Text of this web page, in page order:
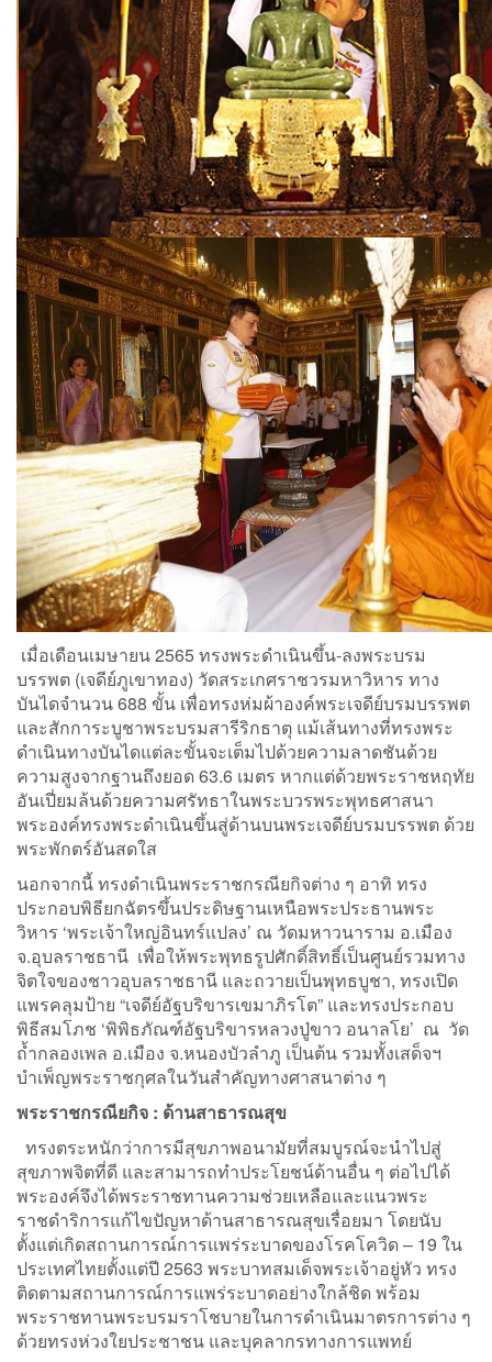
เมื่อเดือนเมษายน 2565 ทรงพระดำเนินขึ้น-ลงพระบรม
บรรพต (เจดีย์ภูเขาทอง) วัดสระเกศราชวรมหาวิหาร ทาง
บันไดจำนวน 688 ขั้น เพื่อทรงห่มผ้าองค์พระเจดีย์บรมบรรพต
และสักการะบูชาพระบรมสารีริกธาตุ แม้เส้นทางที่ทรงพระ
ดำเนินทางบันไดแต่ละขั้นจะเต็มไปด้วยความลาดชันด้วย
ความสูงจากฐานถึงยอด 63.6 เมตร หากแต่ด้วยพระราชหฤทัย
อันเปี่ยมล้นด้วยความศรัทธาในพระบวรพระพุทธศาสนา
พระองค์ทรงพระดำเนินขึ้นสู่ด้านบนพระเจดีย์บรมบรรพต ด้วย
พระพักตร์อันสดใส
นอกจากนี้ ทรงดำเนินพระราชกรณียกิจต่าง ๆ อาทิ ทรง
ประกอบพิธียกฉัตรขึ้นประดิษฐานเหนือพระประธานพระ
วิหาร ‘พระเจ้าใหญ่อินทร์แปลง’ ณ วัดมหาวนาราม อ.เมือง
จ.อุบลราชธานี เพื่อให้พระพุทธรูปศักดิ์สิทธิ์เป็นศูนย์รวมทาง
จิตใจของชาวอุบลราชธานี และถวายเป็นพุทธบูชา, ทรงเปิด
แพรคลุมป้าย “เจดีย์อัฐบริขารเขมาภิรโต” และทรงประกอบ
พิธีสมโภช ‘พิพิธภัณฑ์อัฐบริขารหลวงปู่ขาว อนาลโย’ ณ วัด
ถ้ำกลองเพล อ.เมือง จ.หนองบัวลำภู เป็นต้น รวมทั้งเสด็จฯ
บำเพ็ญพระราชกุศลในวันสำคัญทางศาสนาต่าง ๆ
พระราชกรณียกิจ : ด้านสาธารณสุข
ทรงตระหนักว่าการมีสุขภาพอนามัยที่สมบูรณ์จะนำไปสู่
สุขภาพจิตที่ดี และสามารถทำประโยชน์ด้านอื่น ๆ ต่อไปได้
พระองค์จึงได้พระราชทานความช่วยเหลือและแนวพระ
ราชดำริการแก้ไขปัญหาด้านสาธารณสุขเรื่อยมา โดยนับ
ตั้งแต่เกิดสถานการณ์การแพร่ระบาดของโรคโควิด – 19 ใน
ประเทศไทยตั้งแต่ปี 2563 พระบาทสมเด็จพระเจ้าอยู่หัว ทรง
ติดตามสถานการณ์การแพร่ระบาดอย่างใกล้ชิด พร้อม
พระราชทานพระบรมราโชบายในการดำเนินมาตรการต่าง ๆ
ด้วยทรงห่วงใยประชาชน และบุคลากรทางการแพทย์